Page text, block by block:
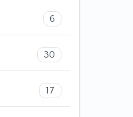
6
30
17